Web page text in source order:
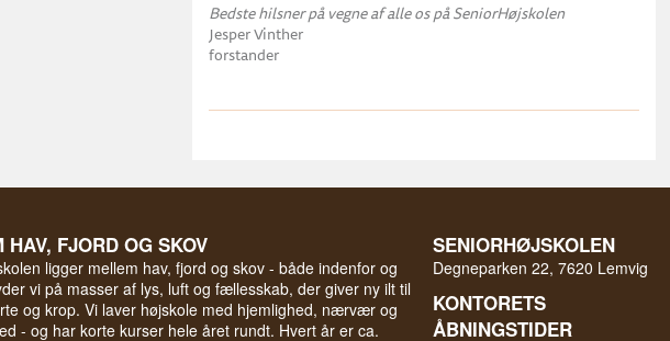
Bedste hilsner på vegne af alle os på SeniorHøjskolen
Jesper Vinther
forstander
HAV, FJORD OG SKOV
ligger mellem hav, fjord og skov - både indenfor og
vi på masser af lys, luft og fællesskab, der giver ny ilt til
og krop. Vi laver højskole med hjemlighed, nærvær og
- og har korte kurser hele året rundt. Hvert år er ca.
SENIORHØJSKOLEN
Degneparken 22, 7620 Lemvig
KONTORETS
ÅBNINGSTIDER